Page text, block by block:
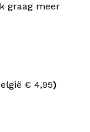
graag meer
€ 4,95)